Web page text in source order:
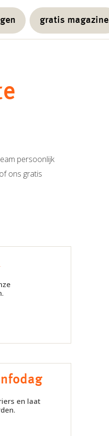
gratis magazine
persoonlijk
ons gratis
en laat